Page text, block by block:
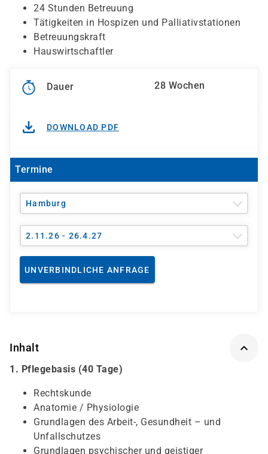
24 Stunden Betreuung
Tätigkeiten in Hospizen und Palliativstationen
Betreuungskraft
Hauswirtschaftler
Dauer 28 Wochen
DOWNLOAD PDF
Termine
Hamburg
2.11.26 - 26.4.27
UNVERBINDLICHE ANFRAGE
Inhalt
1. Pflegebasis (40 Tage)
Rechtskunde
Anatomie / Physiologie
Grundlagen des Arbeit-, Gesundheit – und
Unfallschutzes
Grundlagen psychischer und geistiger